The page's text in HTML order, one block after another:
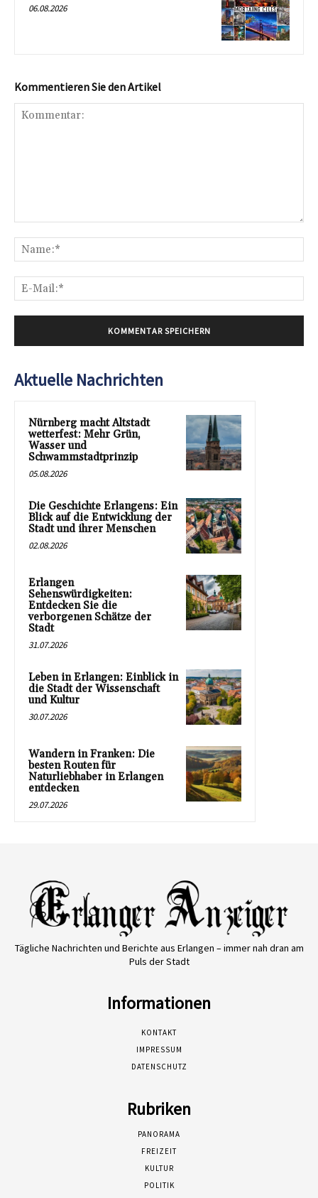
06.08.2026
Kommentieren Sie den Artikel
Aktuelle Nachrichten
Nürnberg macht Altstadt
wetterfest: Mehr Grün,
Wasser und
Schwammstadtprinzip
05.08.2026
Die Geschichte Erlangens: Ein
Blick auf die Entwicklung der
Stadt und ihrer Menschen
02.08.2026
Erlangen
Sehenswürdigkeiten:
Entdecken Sie die
verborgenen Schätze der
Stadt
31.07.2026
Leben in Erlangen: Einblick in
die Stadt der Wissenschaft
und Kultur
30.07.2026
Wandern in Franken: Die
besten Routen für
Naturliebhaber in Erlangen
entdecken
29.07.2026
Tägliche Nachrichten und Berichte aus Erlangen – immer nah dran am
Puls der Stadt
Informationen
KONTAKT
IMPRESSUM
DATENSCHUTZ
Rubriken
PANORAMA
FREIZEIT
KULTUR
POLITIK